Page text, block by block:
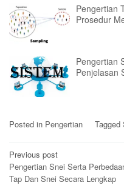
Pengertian
Prosedur
Pengertian
Penjelasan
Posted in Pengertian Tagged
Post
navigation
Previous post
Pengertian Snei Serta
Tap Dan Snei Secara Lengkap